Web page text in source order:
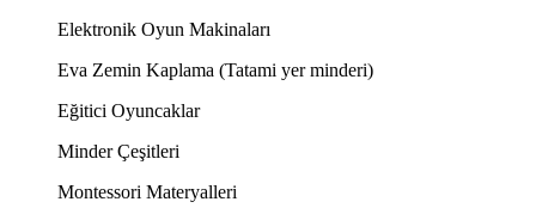
Elektronik Oyun Makinaları
Eva Zemin Kaplama (Tatami yer minderi)
Eğitici Oyuncaklar
Minder Çeşitleri
Montessori Materyalleri